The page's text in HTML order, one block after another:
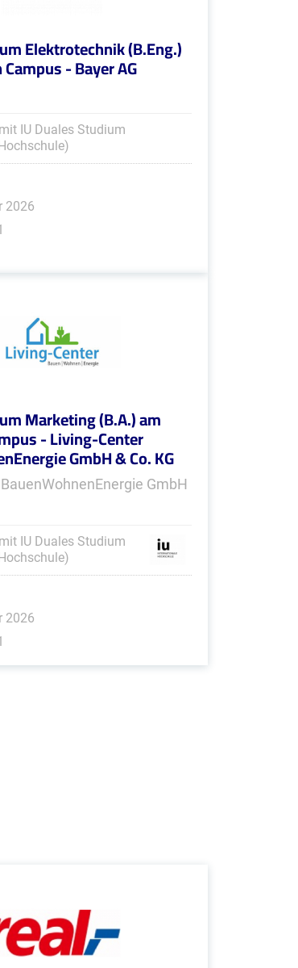
Elektrotechnik (B.Eng.)
- Bayer AG
IU Duales Studium
2026
Marketing (B.A.) am
- Living-Center
GmbH & Co. KG
GmbH
IU Duales Studium
2026